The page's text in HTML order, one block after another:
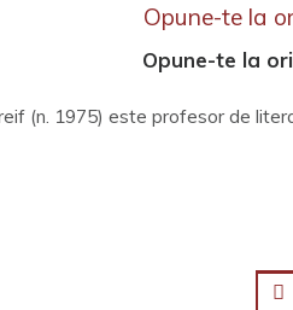
Opune-te la
(n. 1975) este profesor de